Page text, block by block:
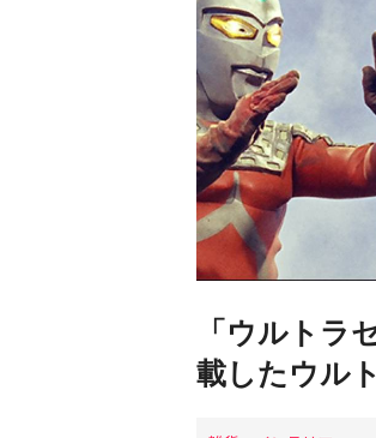
「ウルトラ
載したウル